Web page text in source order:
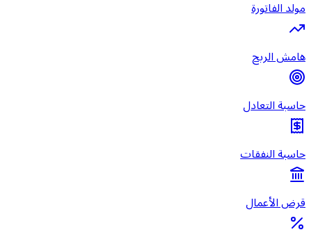
مولد الفاتورة
هامش الربح
حاسبة التعادل
حاسبة النفقات
قرض الأعمال